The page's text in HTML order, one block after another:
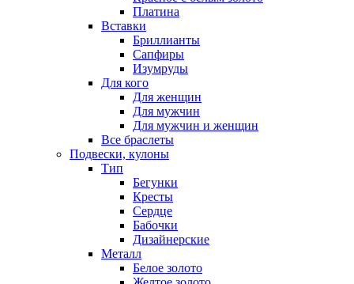
Платина
Вставки
Бриллианты
Сапфиры
Изумруды
Для кого
Для женщин
Для мужчин
Для мужчин и женщин
Все браслеты
Подвески, кулоны
Тип
Бегунки
Кресты
Сердце
Бабочки
Дизайнерские
Металл
Белое золото